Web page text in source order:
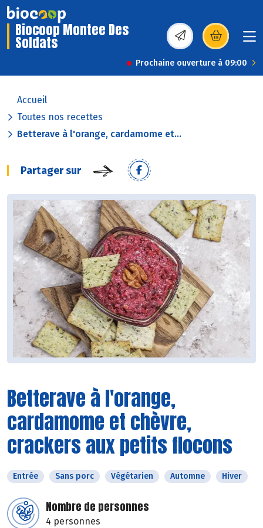
Biocoop Montee Des
Soldats (s’ouvre dans une
Prochaine ouverture à 09:00
Accueil
Toutes nos recettes
Betterave à l'orange, cardamome et...
Partager sur
Betterave à l'orange,
cardamome et chèvre,
crackers aux petits flocons
Entrée Sans porc Végétarien Automne Hiver
Nombre de personnes
4 personnes